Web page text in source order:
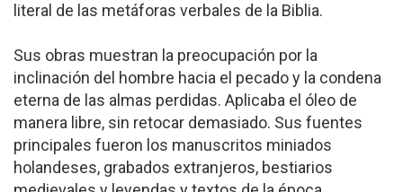
literal de las metáforas verbales de la Biblia.
Sus obras muestran la preocupación por la
inclinación del hombre hacia el pecado y la condena
eterna de las almas perdidas. Aplicaba el óleo de
manera libre, sin retocar demasiado. Sus fuentes
principales fueron los manuscritos miniados
holandeses, grabados extranjeros, bestiarios